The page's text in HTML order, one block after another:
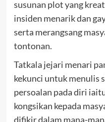
susunan plot yang
insiden menarik dan
serta merangsang
tontonan.
Tatkala jejari menari
kekunci untuk menulis
persoalan pada diri
kongsikan kepada
difikir dalam mana-